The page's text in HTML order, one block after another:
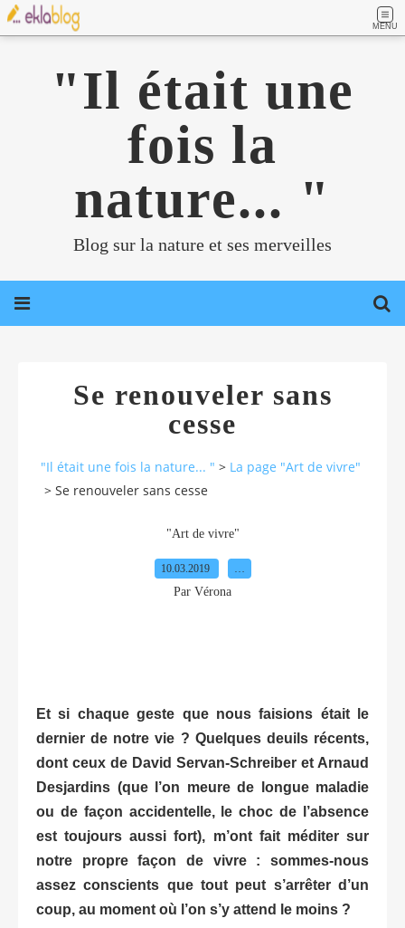
MENU
"Il était une
fois la
nature... "
Blog sur la nature et ses merveilles
Se renouveler sans
cesse
"Il était une fois la nature... " > La page "Art de vivre"
> Se renouveler sans cesse
"Art de vivre"
10.03.2019
Par Vérona
Et si chaque geste que nous faisions était le
dernier de notre vie ? Quelques deuils récents,
dont ceux de David Servan-Schreiber et Arnaud
Desjardins (que l’on meure de longue maladie
ou de façon accidentelle, le choc de l’absence
est toujours aussi fort), m’ont fait méditer sur
notre propre façon de vivre : sommes-nous
assez conscients que tout peut s’arrêter d’un
coup, au moment où l’on s’y attend le moins ?